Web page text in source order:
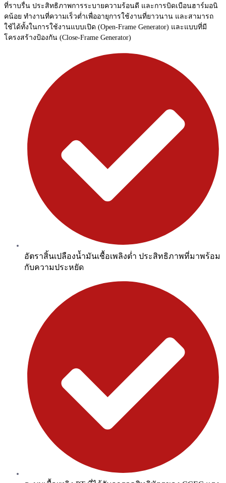
ที่ราบรื่น ประสิทธิภาพการระบายความร้อนดี และการบิดเบือนฮาร์มอนิ
คน้อย ทำงานที่ความเร็วต่ำเพื่ออายุการใช้งานที่ยาวนาน และสามารถ
ใช้ได้ทั้งในการใช้งานแบบเปิด (Open-Frame Generator) และแบบที่มี
โครงสร้างป้องกัน (Close-Frame Generator)
อัตราสิ้นเปลืองน้ำมันเชื้อเพลิงต่ำ ประสิทธิภาพที่มาพร้อม
กับความประหยัด